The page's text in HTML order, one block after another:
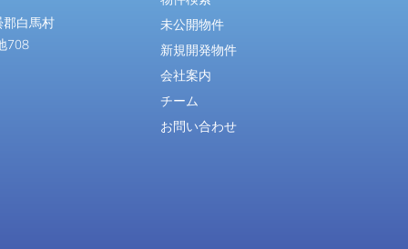
郡白馬村
708
未公開物件
新規開発物件
会社案内
チーム
お問い合わせ